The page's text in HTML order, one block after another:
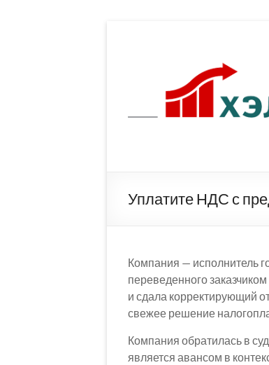
Уплатите НДС с
Компания — исполнитель
переведенного
и сдала корректирующий
свежее решение
Компания обратилась в
является авансом в